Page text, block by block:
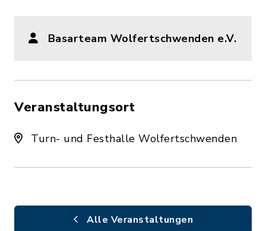
Basarteam Wolfertschwenden e.V.
Veranstaltungsort
Turn- und Festhalle Wolfertschwenden
Alle Veranstaltungen